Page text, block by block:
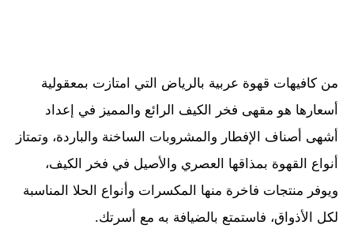
من كافيهات قهوة عربية بالرياض التي امتازت بمعقولية
أسعارها هو مقهى فخر الكيف الرائع والمميز في إعداد
أشهى أصناف الإفطار والمشروبات الساخنة والباردة، وتمتاز
أنواع القهوة بمذاقها العصري والأصيل في فخر الكيف،
ويوفر منتجات فاخرة منها المكسرات وأنواع الحلا المناسبة
لكل الأذواق، فاستمتع بالضيافة به مع أسرتك.